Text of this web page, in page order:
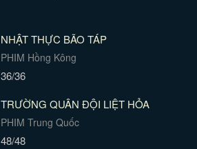
NHẬT THỰC BÃO TÁP
PHIM Hồng Kông
36/36
TRƯỜNG QUÂN ĐỘI LIỆT HỎA
PHIM Trung Quốc
48/48